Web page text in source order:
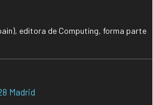
editora de Computing, forma parte
Madrid